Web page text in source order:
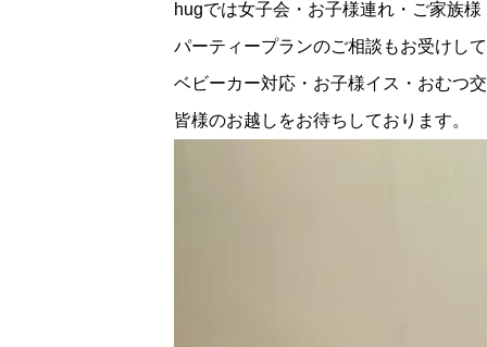
hugでは女子会・お子様連れ・ご家族
パーティープランのご相談もお受けし
ベビーカー対応・お子様イス・おむつ
皆様のお越しをお待ちしております。